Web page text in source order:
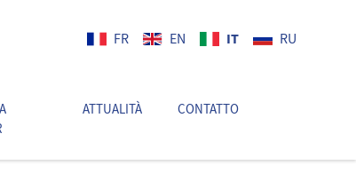
FR EN IT RU
ATTUALITÀ CONTATTO